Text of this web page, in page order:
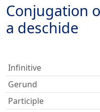
Conjugation
a deschide
Infinitive
Gerund
Participle